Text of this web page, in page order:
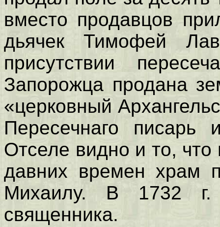
вместо продавцов
дьячек Тимофей
присутствии
Запорожца продана
«церковный
Пересечнаго
Отселе видно и то,
давних времен храм
Михаилу. В 1732
священника.